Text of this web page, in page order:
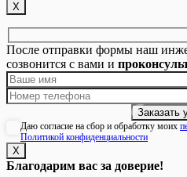
Х
После отправки формы наш
созвонится с вами и
Даю согласие на сбор и обработку моих
Политикой конфиденциальности
Х
Благодарим вас за доверие!